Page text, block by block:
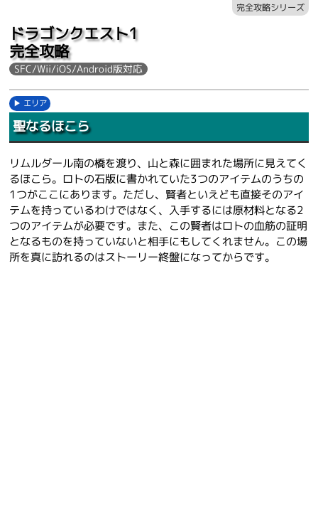
ドラゴンクエスト1
完全攻略
SFC/Wii/iOS/Android版対応
完全攻略シリーズ
エリア
聖なるほこら
リムルダール南の橋を渡り、山と森に囲まれた場所に見えてく
るほこら。ロトの石版に書かれていた3つのアイテムのうちの
1つがここにあります。ただし、賢者といえども直接そのアイ
テムを持っているわけではなく、入手するには原材料となる2
つのアイテムが必要です。また、この賢者はロトの血筋の証明
となるものを持っていないと相手にもしてくれません。この場
所を真に訪れるのはストーリー終盤になってからです。